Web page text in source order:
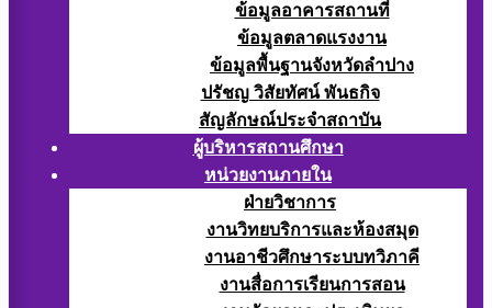
ข้อมูลอาคารสถานที่
ข้อมูลตลาดแรงงาน
ข้อมูลพื้นฐานจังหวัดลำปาง
ปรัชญ วิสัยทัศน์ พันธกิจ
สัญลักษณ์ประจำสถาบัน
ผู้บริหารสถานศึกษา
หน่วยงานภายใน
ฝ่ายวิชาการ
งานวิทยบริการและห้องสมุด
งานอาชีวศึกษาระบบทวิภาคี
งานสื่อการเรียนการสอน